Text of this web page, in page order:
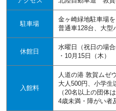
駐車場
金ヶ崎緑地駐車場
普通車128台、大型
休館日
水曜日（祝日の場合
・10月15日（木）
入館料
人道の港 敦賀ムゼ
大人500円、小学生
（20名以上の団体は
4歳未満・障がい